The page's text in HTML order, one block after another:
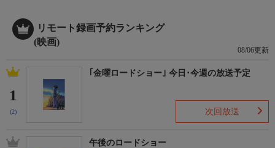
リモート録画予約ランキング
(映画)
08/06更新
1
(2)
｢金曜ロードショー｣ 今日･今週の放送予定
次回放送
午後のロードショー